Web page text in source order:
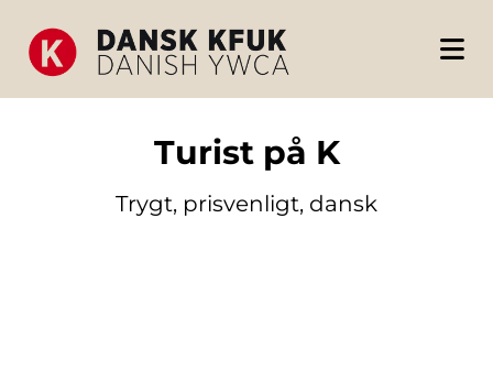
Turist på K
Trygt, prisvenligt, dansk